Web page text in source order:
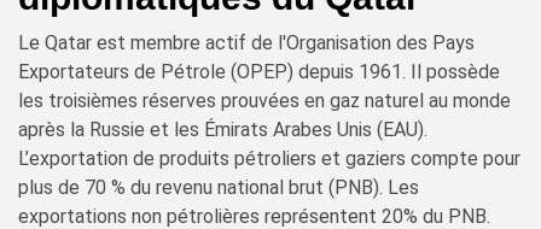
Le Qatar est membre actif de l'Organisation des Pays
Exportateurs de Pétrole (OPEP) depuis 1961. Il possède
les troisièmes réserves prouvées en gaz naturel au monde
après la Russie et les Émirats Arabes Unis (EAU).
L’exportation de produits pétroliers et gaziers compte pour
plus de 70 % du revenu national brut (PNB). Les
exportations non pétrolières représentent 20% du PNB.